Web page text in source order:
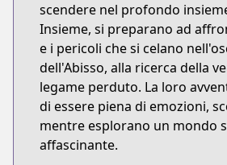
scendere nel profondo
Insieme, si preparano ad
e i pericoli che si celano
dell'Abisso, alla ricerca della
legame perduto. La loro
di essere piena di emozioni,
mentre esplorano un mondo
affascinante.